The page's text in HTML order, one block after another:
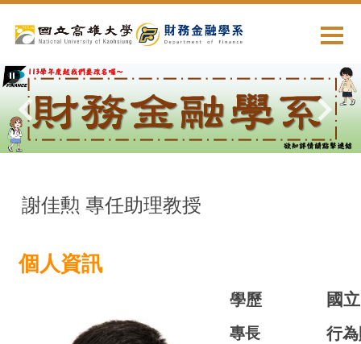
到
要
內
區
謝佳勲 專任助理教授
個人資訊
學歷 國
專長 行